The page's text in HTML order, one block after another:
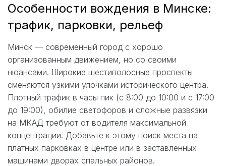
Особенности вождения в Минске:
трафик, парковки, рельеф
Минск — современный город с хорошо
организованным движением, но со своими
нюансами. Широкие шестиполосные проспекты
сменяются узкими улочками исторического центра.
Плотный трафик в часы пик (с 8:00 до 10:00 и с 17:00
до 19:00), обилие светофоров и сложные развязки
на МКАД требуют от водителя максимальной
концентрации. Добавьте к этому поиск места на
платных парковках в центре или в заставленных
машинами дворах спальных районов.